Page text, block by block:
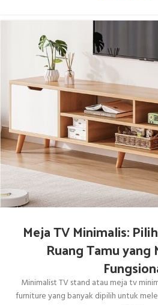
Meja TV Minimalis:
Ruang Tamu yang
Minimalist TV stand atau meja tv
furniture yang banyak dipilih untuk